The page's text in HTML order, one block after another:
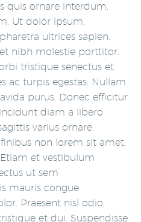
quis ornare interdum.
Ut dolor ipsum,
ultrices sapien.
nibh molestie porttitor.
tristique senectus et
ac turpis egestas. Nullam
purus. Donec efficitur
diam a libero
varius ornare.
non lorem sit amet,
et vestibulum
ut sem
mauris congue.
Praesent nisl odio,
et dui. Suspendisse